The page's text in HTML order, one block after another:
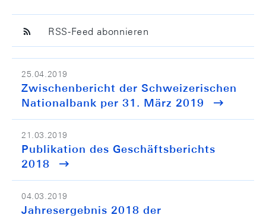
RSS-Feed abonnieren
25.04.2019
Zwischenbericht der Schweizerischen
Nationalbank per 31. März 2019
21.03.2019
Publikation des Geschäftsberichts
2018
04.03.2019
Jahresergebnis 2018 der